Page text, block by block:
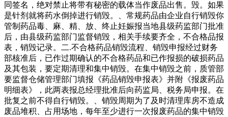
同签名，绝对禁止将带有秘密的载体当作废品出售。毁。如果
是针剂就将药水倒掉进行销毁。、常规药品由企业自行销毁你
管制药品毒、麻、精、放、终止妊娠报当地县级药监部门批准
后，由县级药监部门监督销毁，相关手续要齐全，不合格品报
表，销毁记录。二.不合格药品销毁流程、销毁申报经过财务
部核准后，已作过期确认的不合格药品和已作报损的破损药品
及其包装，要定期清理和集中销毁。在集中销毁之前，质管部
要监督仓储管理部门填报《药品销毁申报表》并附《报废药品
明细表》，此两表报总经理批准后向药监局、税务局申报。在
批复之前不得自行销毁。、销毁周期为了及时清理库房不造成
废品堆积、占用场地，每年至少进行一次报废药品的集中销毁